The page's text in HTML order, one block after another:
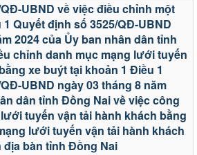
UBND về việc điều chỉnh một
Quyết định số 3525/QĐ-UBND
2024 của Ủy ban nhân dân tỉnh
chỉnh danh mục mạng lưới tuyến
xe buýt tại khoản 1 Điều 1
UBND ngày 03 tháng 8 năm
dân tỉnh Đồng Nai về việc công
tuyến vận tải hành khách bằng
lưới tuyến vận tải hành khách
bàn tỉnh Đồng Nai